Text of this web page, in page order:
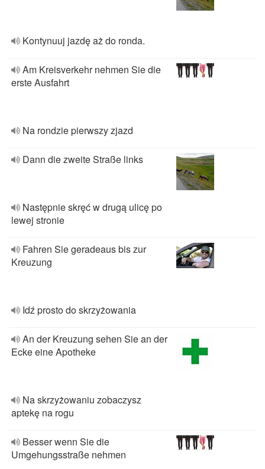
Kontynuuj jazdę aż do ronda.
Am Kreisverkehr nehmen Sie die
erste Ausfahrt
Na rondzie pierwszy zjazd
Dann die zweite Straße links
Następnie skręć w drugą ulicę po
lewej stronie
Fahren Sie geradeaus bis zur
Kreuzung
Idź prosto do skrzyżowania
An der Kreuzung sehen Sie an der
Ecke eine Apotheke
Na skrzyżowaniu zobaczysz
aptekę na rogu
Besser wenn Sie die
Umgehungsstraße nehmen